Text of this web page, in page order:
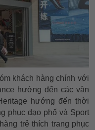
khách hàng chính với
hướng đến các vận
hướng đến thời
phục dạo phố và Sport
trẻ thích trang phục